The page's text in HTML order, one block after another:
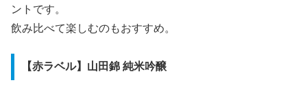
ントです。
飲み比べて楽しむのもおすすめ。
【赤ラベル】山田錦 純米吟醸